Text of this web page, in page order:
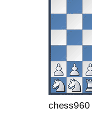
chess960